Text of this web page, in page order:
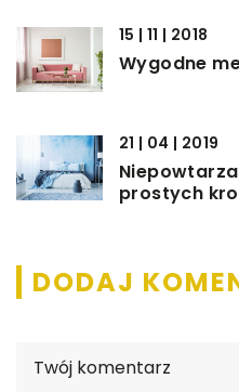
15 | 11 | 2018
Wygodne
21 | 04 | 2019
prostych
DODAJ